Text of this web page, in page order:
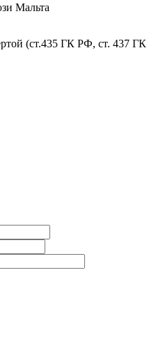
Мальта
(ст.435 ГК РФ, cт. 437 ГК